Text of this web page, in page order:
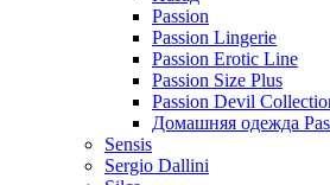
Passion
Passion Lingerie
Passion Erotic Line
Passion Size Plus
Passion Devil
Домашняя одежда
Sensis
Sergio Dallini